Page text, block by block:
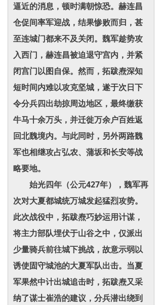
逼近的消息，顿时满朝惊恐。赫连昌
仓促间率军迎战，结果惨败而归，甚
至连城门都来不及关闭。魏军趁势攻
入西门，赫连昌被迫退守宫内，并紧
闭宫门以图自保。然而，拓跋焘深知
短时间内难以攻克坚城，遂于次日下
令分兵四出劫掠周边地区，最终缴获
牛马十余万头，并迁徙万余户百姓返
回北魏境内。与此同时，另外两路魏
军也相继攻占弘农、蒲坂和长安等战
略要地。
始光四年（公元427年），魏军再
次对大夏都城统万城发起猛烈攻势。
此次战役中，拓跋焘巧妙运用计谋，
将主力部队埋伏于山谷之中，仅派出
少量骑兵前往城下挑战，故意示弱以
诱使固守城池的大夏军队出击。当夏
军果然中计出城追击时，拓跋焘又采
纳了谋士崔浩的建议，分兵潜出绕到